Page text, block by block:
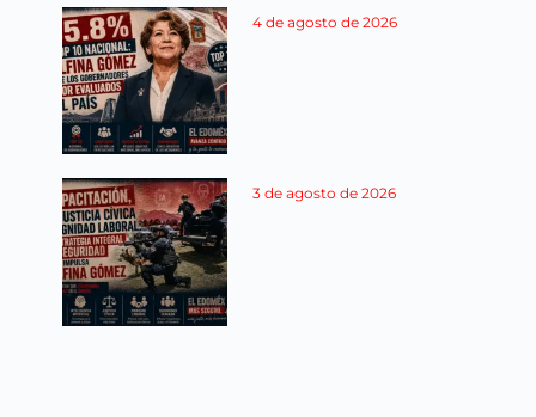
4 de agosto de 2026
3 de agosto de 2026